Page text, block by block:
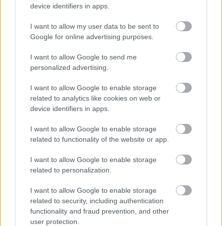
device identifiers in apps.
I want to allow my user data to be sent to
Google for online advertising purposes.
I want to allow Google to send me
personalized advertising.
I want to allow Google to enable storage
related to analytics like cookies on web or
device identifiers in apps.
I want to allow Google to enable storage
related to functionality of the website or app.
I want to allow Google to enable storage
related to personalization.
I want to allow Google to enable storage
related to security, including authentication
functionality and fraud prevention, and other
user protection.